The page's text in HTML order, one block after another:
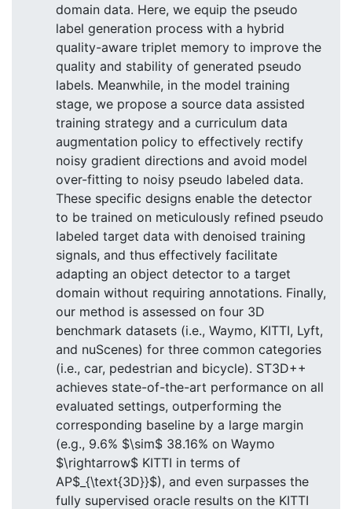
domain data. Here, we equip the pseudo
label generation process with a hybrid
quality-aware triplet memory to improve the
quality and stability of generated pseudo
labels. Meanwhile, in the model training
stage, we propose a source data assisted
training strategy and a curriculum data
augmentation policy to effectively rectify
noisy gradient directions and avoid model
over-fitting to noisy pseudo labeled data.
These specific designs enable the detector
to be trained on meticulously refined pseudo
labeled target data with denoised training
signals, and thus effectively facilitate
adapting an object detector to a target
domain without requiring annotations. Finally,
our method is assessed on four 3D
benchmark datasets (i.e., Waymo, KITTI, Lyft,
and nuScenes) for three common categories
(i.e., car, pedestrian and bicycle). ST3D++
achieves state-of-the-art performance on all
evaluated settings, outperforming the
corresponding baseline by a large margin
(e.g., 9.6% $\sim$ 38.16% on Waymo
$\rightarrow$ KITTI in terms of
AP$_{\text{3D}}$), and even surpasses the
fully supervised oracle results on the KITTI